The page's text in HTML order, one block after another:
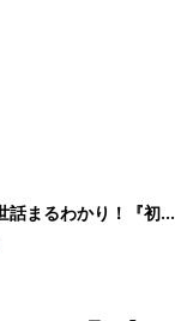
話まるわかり！『初め
夏号』〈巻頭大特